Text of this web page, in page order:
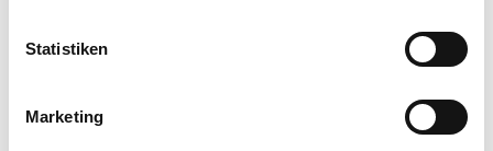
Statistiken
Marketing
Morgen:Rapport über Partizipation im
Mitbestimmen oder bloss mitreden? Einbezogen
oder nur «abgeholt»? Kaum jemand hat etwas